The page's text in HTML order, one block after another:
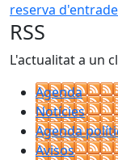
reserva
RSS
L'actualitat a un
Agenda
Notícies
Agenda
Avisos